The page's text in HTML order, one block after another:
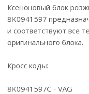
Ксеноновый блок
8K0941597
и соответствуют все
оригинального блока.
Кросс коды:
8K0941597C - VAG